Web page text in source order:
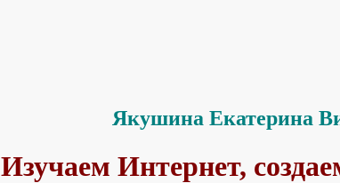
Якушина Екатерина
Изучаем Интернет,